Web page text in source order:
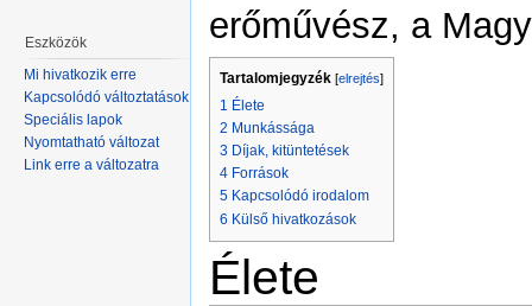
erőművész, a
Tartalomjegyzék [elrejtés]
1 Élete
2 Munkássága
3 Díjak, kitüntetések
4 Források
5 Kapcsolódó irodalom
6 Külső hivatkozások
Élete
Eszközök
Mi hivatkozik erre
Kapcsolódó változtatások
Speciális lapok
Nyomtatható változat
Link erre a változatra